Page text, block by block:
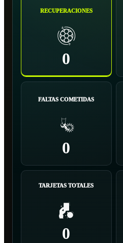
RECUPERACIONES
0
FALTAS COMETIDAS
0
TARJETAS TOTALES
0